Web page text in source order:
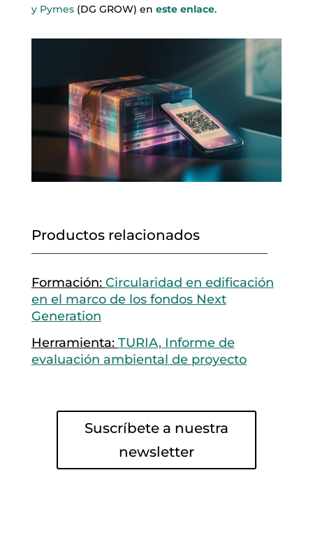
y Pymes(DG GROW) en este enlace.
Productos relacionados
Formación: Circularidad en edificación
en el marco de los fondos Next
Generation
Herramienta: TURIA, Informe de
evaluación ambiental de proyecto
Suscríbete a nuestra
newsletter